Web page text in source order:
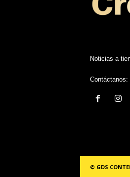
Noticias a
Contáctanos:
© GDS